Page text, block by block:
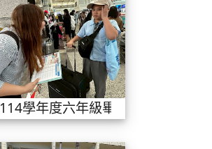
114學年度六年級畢業旅行